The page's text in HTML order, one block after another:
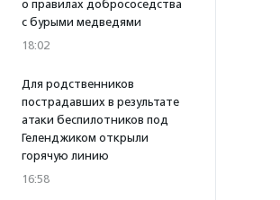
о правилах добрососедства
с бурыми медведями
18:02
Для родственников
пострадавших в результате
атаки беспилотников под
Геленджиком открыли
горячую линию
16:58